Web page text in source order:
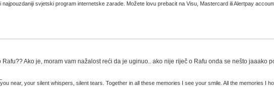
najpouzdaniji svjetski program internetske zarade. Možete lovu prebacit na Visu, Mastercard ili Alertpay
Rafu?? Ako je, moram vam nažalost reći da je uginuo.. ako nije riječ o Rafu onda se nešto jaaako
near, your silent whispers, silent tears. Together in all these memories I see your smile. All the memories I